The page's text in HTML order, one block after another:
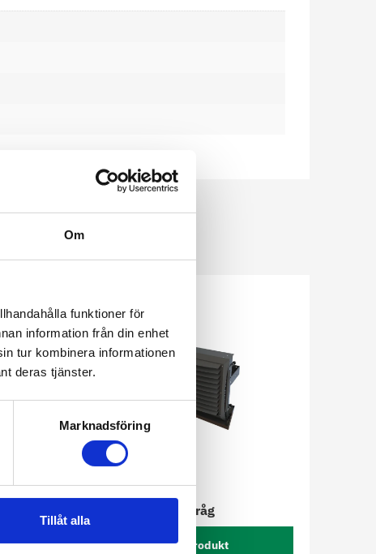
Om
funktioner för
information från din enhet
tur kombinera informationen
deras tjänster.
Marknadsföring
Tillåt alla
PtAero EC Kyltråg
Se produkt